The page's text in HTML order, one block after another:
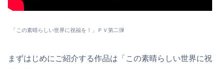
「この素晴らしい世界に祝福を！」ＰＶ第二弾
まずはじめにご紹介する作品は「この素晴らしい世界に祝